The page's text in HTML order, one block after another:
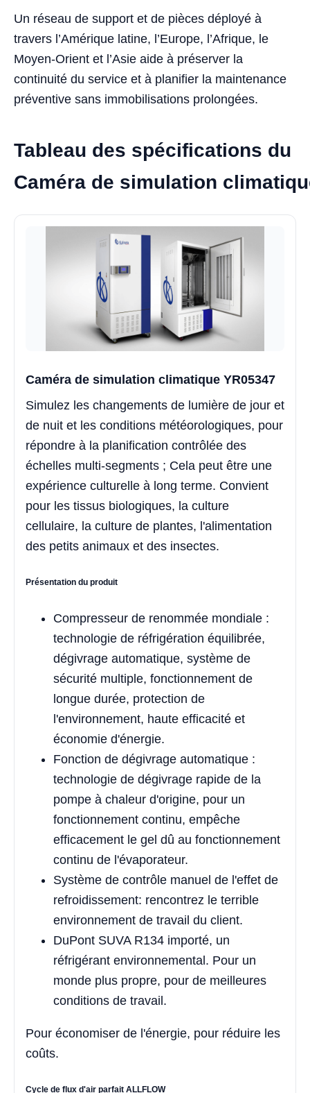
Un réseau de support et de pièces déployé à
travers l’Amérique latine, l’Europe, l’Afrique, le
Moyen-Orient et l’Asie aide à préserver la
continuité du service et à planifier la maintenance
préventive sans immobilisations prolongées.
Tableau des spécifications du
Caméra de simulation
Caméra de simulation climatique YR05347
Simulez les changements de lumière de jour et
de nuit et les conditions météorologiques, pour
répondre à la planification contrôlée des
échelles multi-segments ; Cela peut être une
expérience culturelle à long terme. Convient
pour les tissus biologiques, la culture
cellulaire, la culture de plantes, l'alimentation
des petits animaux et des insectes.
Présentation du produit
Compresseur de renommée mondiale :
technologie de réfrigération équilibrée,
dégivrage automatique, système de
sécurité multiple, fonctionnement de
longue durée, protection de
l'environnement, haute efficacité et
économie d'énergie.
Fonction de dégivrage automatique :
technologie de dégivrage rapide de la
pompe à chaleur d'origine, pour un
fonctionnement continu, empêche
efficacement le gel dû au fonctionnement
continu de l'évaporateur.
Système de contrôle manuel de l'effet de
refroidissement: rencontrez le terrible
environnement de travail du client.
DuPont SUVA R134 importé, un
réfrigérant environnemental. Pour un
monde plus propre, pour de meilleures
conditions de travail.
Pour économiser de l'énergie, pour réduire les
coûts.
Cycle de flux d'air parfait ALLFLOW